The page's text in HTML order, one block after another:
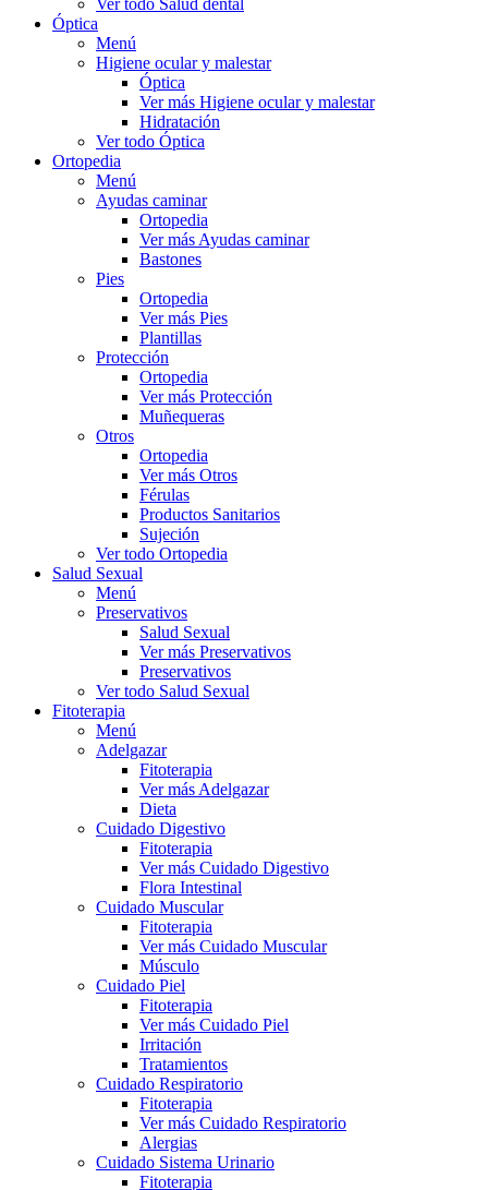
Ver todo Salud dental
Óptica
Menú
Higiene ocular y malestar
Óptica
Ver más Higiene ocular y malestar
Hidratación
Ver todo Óptica
Ortopedia
Menú
Ayudas caminar
Ortopedia
Ver más Ayudas caminar
Bastones
Pies
Ortopedia
Ver más Pies
Plantillas
Protección
Ortopedia
Ver más Protección
Muñequeras
Otros
Ortopedia
Ver más Otros
Férulas
Productos Sanitarios
Sujeción
Ver todo Ortopedia
Salud Sexual
Menú
Preservativos
Salud Sexual
Ver más Preservativos
Preservativos
Ver todo Salud Sexual
Fitoterapia
Menú
Adelgazar
Fitoterapia
Ver más Adelgazar
Dieta
Cuidado Digestivo
Fitoterapia
Ver más Cuidado Digestivo
Flora Intestinal
Cuidado Muscular
Fitoterapia
Ver más Cuidado Muscular
Músculo
Cuidado Piel
Fitoterapia
Ver más Cuidado Piel
Irritación
Tratamientos
Cuidado Respiratorio
Fitoterapia
Ver más Cuidado Respiratorio
Alergias
Cuidado Sistema Urinario
Fitoterapia